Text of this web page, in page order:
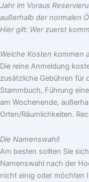
Jahr im Voraus
außerhalb der normalen
Hier gilt: Wer zuerst
Welche Kosten kommen
Die reine Anmeldung
zusätzliche Gebühren für
Stammbuch, Führung
am Wochenende,
Orten/Räumlichkeiten.
Die Namenswahl!
Am besten sollten Sie
Namenswahl nach der
nicht einig oder möchten